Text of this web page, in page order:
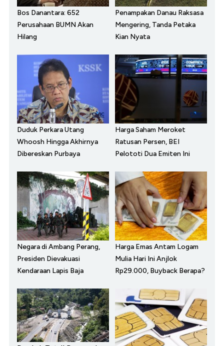
Bos Danantara: 652
Perusahaan BUMN Akan
Hilang
Penampakan Danau Raksasa
Mengering, Tanda Petaka
Kian Nyata
Duduk Perkara Utang
Whoosh Hingga Akhirnya
Dibereskan Purbaya
Harga Saham Meroket
Ratusan Persen, BEI
Pelototi Dua Emiten Ini
Negara di Ambang Perang,
Presiden Dievakuasi
Kendaraan Lapis Baja
Harga Emas Antam Logam
Mulia Hari Ini Anjlok
Rp29.000, Buyback Berapa?